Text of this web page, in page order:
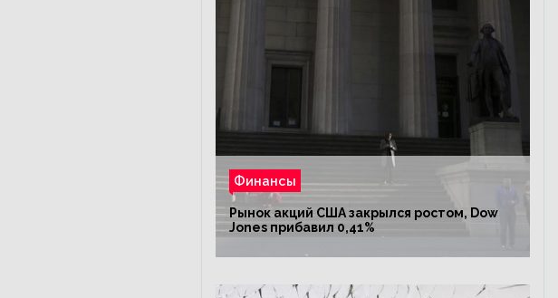
Финансы
Рынок акций США закрылся ростом, Dow
Jones прибавил 0,41%